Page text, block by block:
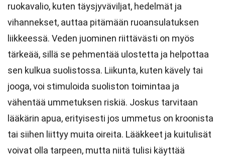
ruokavalio, kuten täysjyväviljat, hedelmät ja
vihannekset, auttaa pitämään ruoansulatuksen
liikkeessä. Veden juominen riittävästi on myös
tärkeää, sillä se pehmentää ulostetta ja helpottaa
sen kulkua suolistossa. Liikunta, kuten kävely tai
jooga, voi stimuloida suoliston toimintaa ja
vähentää ummetuksen riskiä. Joskus tarvitaan
lääkärin apua, erityisesti jos ummetus on kroonista
tai siihen liittyy muita oireita. Lääkkeet ja kuitulisät
voivat olla tarpeen, mutta niitä tulisi käyttää